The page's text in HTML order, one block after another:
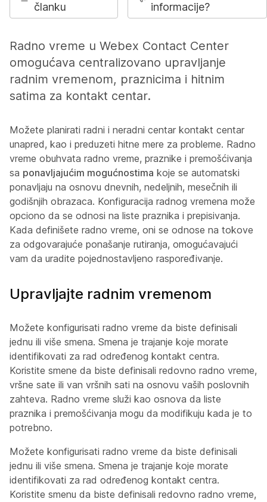
članku
informacije?
Radno vreme u Webex Contact Center
omogućava centralizovano upravljanje
radnim vremenom, praznicima i hitnim
satima za kontakt centar.
Možete planirati radni i neradni centar kontakt centar
unapred, kao i preduzeti hitne mere za probleme. Radno
vreme obuhvata radno vreme, praznike i premošćivanja
sa ponavljajućim mogućnostima koje se automatski
ponavljaju na osnovu dnevnih, nedeljnih, mesečnih ili
godišnjih obrazaca. Konfiguracija radnog vremena može
opciono da se odnosi na liste praznika i prepisivanja.
Kada definišete radno vreme, oni se odnose na tokove
za odgovarajuće ponašanje rutiranja, omogućavajući
vam da uradite pojednostavljeno raspoređivanje.
Upravljajte radnim vremenom
Možete konfigurisati radno vreme da biste definisali
jednu ili više smena. Smena je trajanje koje morate
identifikovati za rad određenog kontakt centra.
Koristite smene da biste definisali redovno radno vreme,
vršne sate ili van vršnih sati na osnovu vaših poslovnih
zahteva. Radno vreme služi kao osnova da liste
praznika i premošćivanja mogu da modifikuju kada je to
potrebno.
Možete konfigurisati radno vreme da biste definisali
jednu ili više smena. Smena je trajanje koje morate
identifikovati za rad određenog kontakt centra.
Koristite smenu da biste definisali redovno radno vreme,